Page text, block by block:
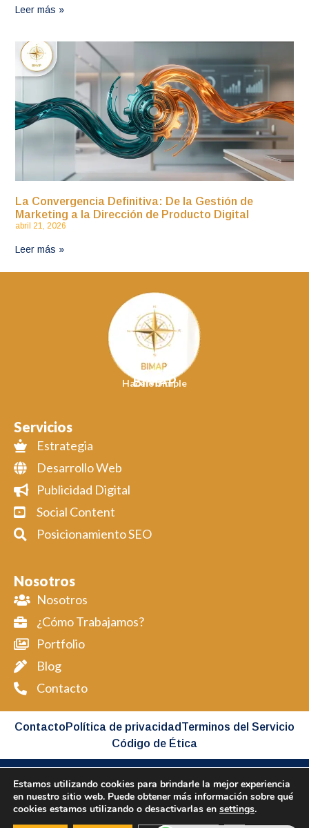
Leer más »
La Convergencia Definitiva: De la Gestión de
Marketing a la Dirección de Producto Digital
abril 21, 2026
Leer más »
BIMAP
Hacelo Simple
Servicios
Estrategia
Desarrollo Web
Publicidad Digital
Social Content
Posicionamiento SEO
Nosotros
Nosotros
¿Cómo Trabajamos?
Portfolio
Blog
Contacto
Contacto Política de privacidad Terminos del Servicio
Código de Ética
Copyright BIMAP © 2026 All Rights Reserved
Desarollado por BIMAP
Estamos utilizando cookies para brindarle la mejor experiencia
en nuestro sitio web. Puede obtener más información sobre qué
cookies estamos utilizando o desactivarlas en settings.